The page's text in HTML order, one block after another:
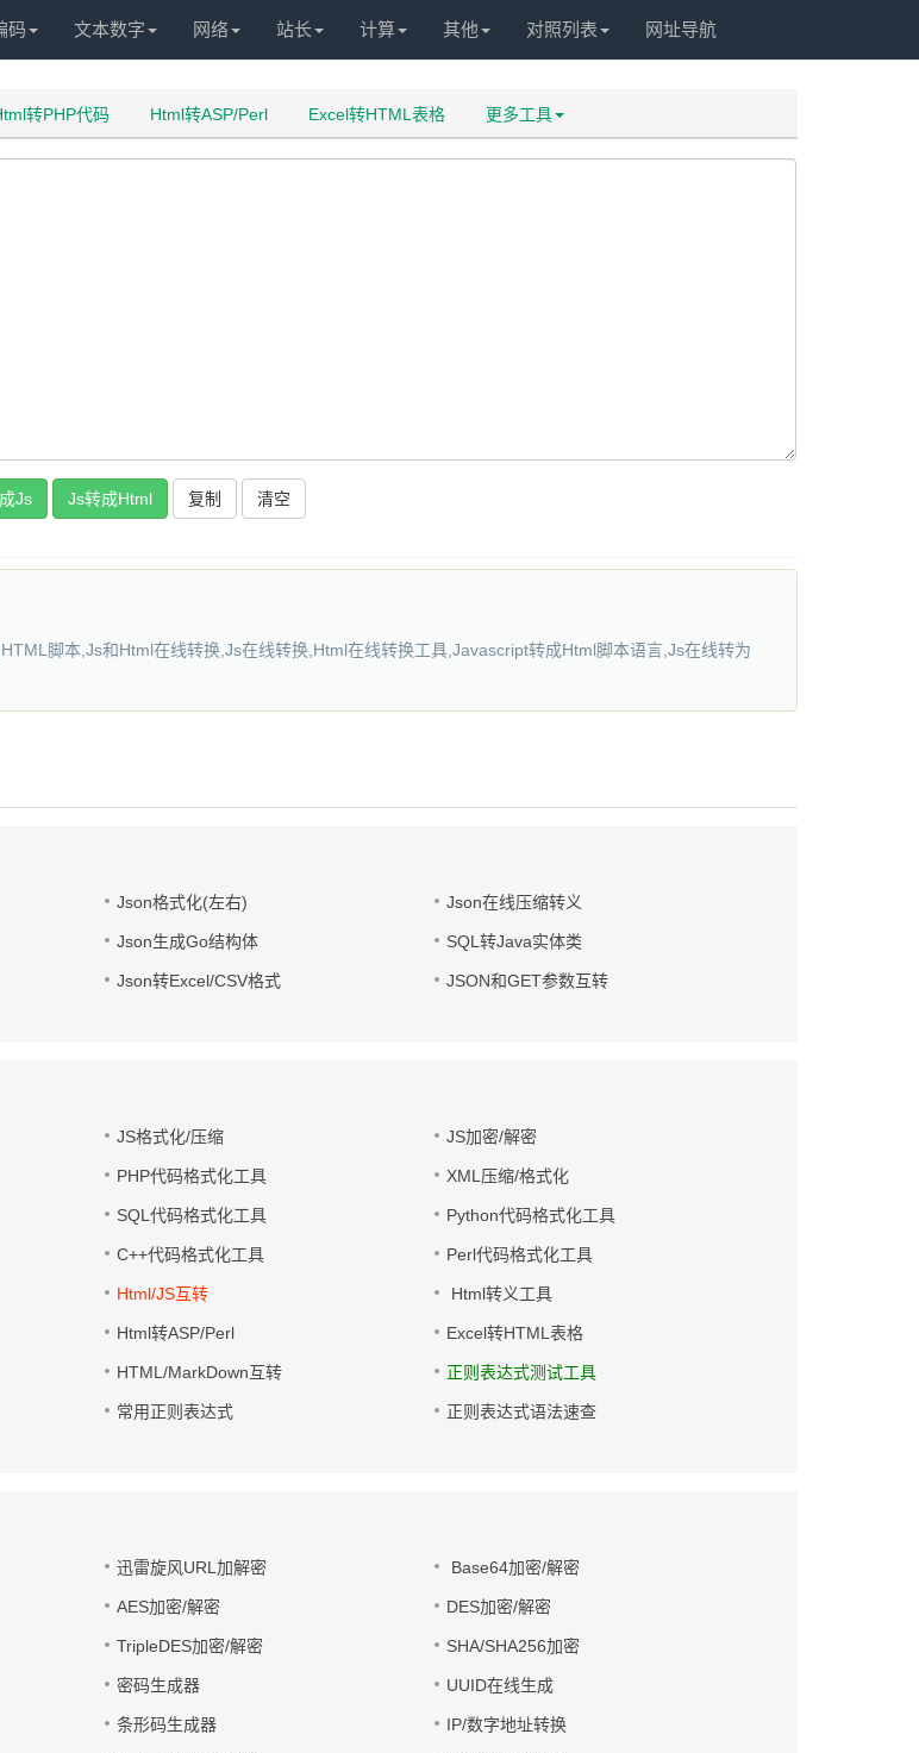
码 文本数字 网络 站长 计算 其他 对照列表 网址导航
转PHP代码 Html转ASP/Perl Excel转HTML表格 更多工具
复制
脚本,Js和Html在线转换,Js在线转换,Html在线转换工具,Javascript转成Html脚本语言,Js在线转为
Json格式化(左右) Json在线压缩转义
Json生成Go结构体 SQL转Java实体类
Json转Excel/CSV格式 JSON和GET参数互转
JS格式化/压缩 JS加密/解密
PHP代码格式化工具 XML压缩/格式化
SQL代码格式化工具 Python代码格式化工具
C++代码格式化工具 Perl代码格式化工具
Html/JS互转 Html转义工具
Html转ASP/Perl Excel转HTML表格
HTML/MarkDown互转 正则表达式测试工具
常用正则表达式 正则表达式语法速查
迅雷旋风URL加解密 Base64加密/解密
AES加密/解密 DES加密/解密
TripleDES加密/解密 SHA/SHA256加密
密码生成器 UUID在线生成
条形码生成器 IP/数字地址转换